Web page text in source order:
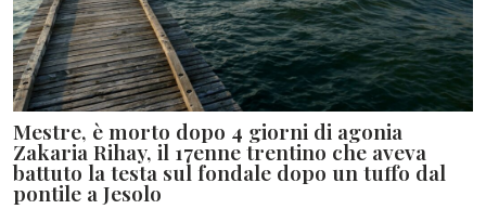
Mestre, è morto dopo 4 giorni di agonia
Zakaria Rihay, il 17enne trentino che aveva
battuto la testa sul fondale dopo un tuffo dal
pontile a Jesolo